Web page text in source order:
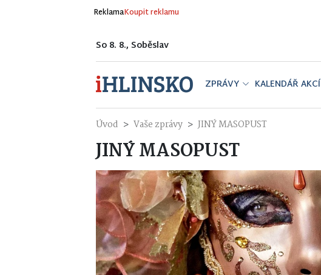
ReklamaKoupit reklamu
So 8. 8., Soběslav
ZPRÁVY KALENDÁŘ AKCÍ
Úvod Vaše zprávy JINÝ MASOPUST
JINÝ MASOPUST